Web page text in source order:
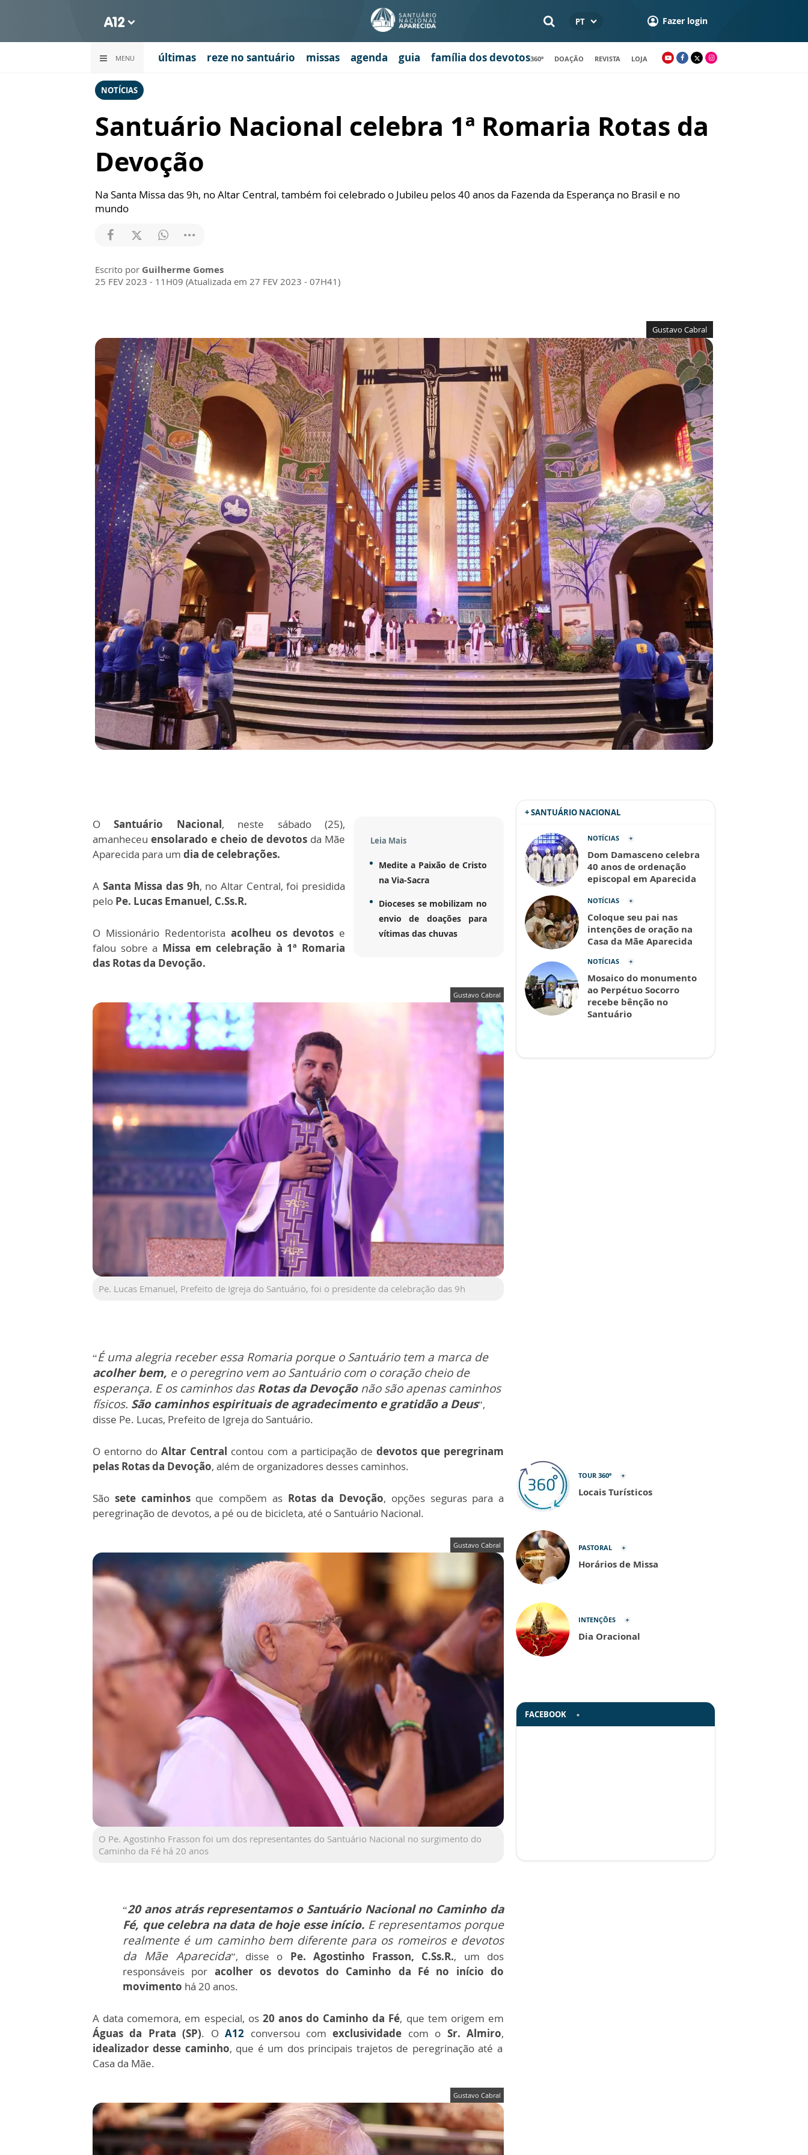
PT Fazer login
MENU últimas reze no santuário missas agenda guia família dos devotos360º DOAÇÃO REVISTA LOJA
NOTÍCIAS
Santuário Nacional celebra 1ª Romaria Rotas da
Devoção
Na Santa Missa das 9h, no Altar Central, também foi celebrado o Jubileu pelos 40 anos da Fazenda da Esperança no Brasil e no
mundo
Escrito por Guilherme Gomes
25 FEV 2023 - 11H09 (Atualizada em 27 FEV 2023 - 07H41)
Gustavo Cabral
Leia Mais
Medite a Paixão de Cristo
na Via-Sacra
Dioceses se mobilizam no
envio de doações para
vítimas das chuvas
OSantuário Nacional, neste sábado (25),
amanheceu ensolarado e cheio de devotos da Mãe
Aparecida para um dia de celebrações.
A Santa Missa das 9h, no Altar Central, foi presidida
pelo Pe. Lucas Emanuel, C.Ss.R.
O Missionário Redentorista acolheu os devotos e
falou sobre a Missa em celebração à 1ª Romaria
das Rotas da Devoção.
Gustavo Cabral
Pe. Lucas Emanuel, Prefeito de Igreja do Santuário, foi o presidente da celebração das 9h
“É uma alegria receber essa Romaria porque o Santuário tem a marca de
acolher bem, e o peregrino vem ao Santuário com o coração cheio de
esperança. E os caminhos dasRotas da Devoçãonão são apenas caminhos
físicos. São caminhos espirituais de agradecimento e gratidão a Deus”,
disse Pe. Lucas, Prefeito de Igreja do Santuário.
O entorno doAltar Central contou com a participação de devotos que peregrinam
pelas Rotas da Devoção, além de organizadores desses caminhos.
São sete caminhos que compõem asRotas da Devoção, opções seguras para a
peregrinação de devotos, a pé ou de bicicleta, até o Santuário Nacional.
Gustavo Cabral
O Pe. Agostinho Frasson foi um dos representantes do Santuário Nacional no surgimento do
Caminho da Fé há 20 anos
“20 anos atrás representamos o Santuário Nacional no Caminho da
Fé, que celebra na data de hoje esse início. E representamos porque
realmente é um caminho bem diferente para os romeiros e devotos
da Mãe Aparecida”, disse o Pe. Agostinho Frasson, C.Ss.R., um dos
responsáveis por acolher os devotos do Caminho da Fé no início do
movimento há 20 anos.
A data comemora, em especial, os 20 anos do Caminho da Fé, que tem origem em
Águas da Prata (SP). OA12 conversou com exclusividade com o Sr. Almiro,
idealizador desse caminho, que é um dos principais trajetos de peregrinação até a
Casa da Mãe.
Gustavo Cabral
+ SANTUÁRIO NACIONAL
NOTÍCIAS
Dom Damasceno celebra
40 anos de ordenação
episcopal em Aparecida
NOTÍCIAS
Coloque seu pai nas
intenções de oração na
Casa da Mãe Aparecida
NOTÍCIAS
Mosaico do monumento
ao Perpétuo Socorro
recebe bênção no
Santuário
TOUR 360º
Locais Turísticos
PASTORAL
Horários de Missa
INTENÇÕES
Dia Oracional
FACEBOOK